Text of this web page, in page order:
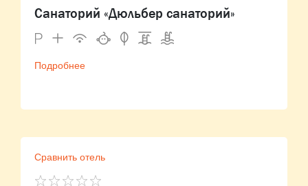
Санаторий «Дюльбер санаторий»
Подробнее
Сравнить отель